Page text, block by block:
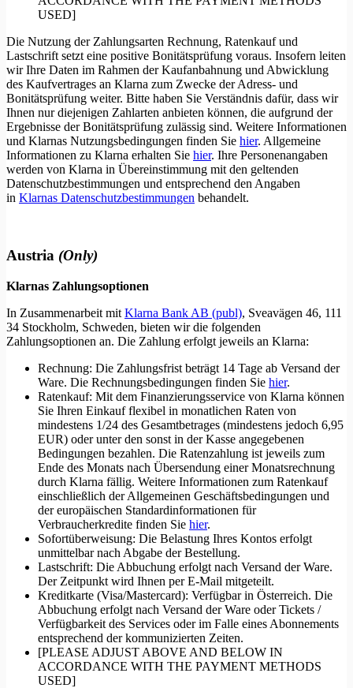
USED]
Die Nutzung der Zahlungsarten Rechnung, Ratenkauf und
Lastschrift setzt eine positive Bonitätsprüfung voraus. Insofern leiten
wir Ihre Daten im Rahmen der Kaufanbahnung und Abwicklung
des Kaufvertrages an Klarna zum Zwecke der Adress- und
Bonitätsprüfung weiter. Bitte haben Sie Verständnis dafür, dass wir
Ihnen nur diejenigen Zahlarten anbieten können, die aufgrund der
Ergebnisse der Bonitätsprüfung zulässig sind. Weitere Informationen
und Klarnas Nutzungsbedingungen finden Sie hier. Allgemeine
Informationen zu Klarna erhalten Sie hier. Ihre Personenangaben
werden von Klarna in Übereinstimmung mit den geltenden
Datenschutzbestimmungen und entsprechend den Angaben
in Klarnas Datenschutzbestimmungen behandelt.
Austria (Only)
Klarnas Zahlungsoptionen
In Zusammenarbeit mit Klarna Bank AB (publ), Sveavägen 46, 111
34 Stockholm, Schweden, bieten wir die folgenden
Zahlungsoptionen an. Die Zahlung erfolgt jeweils an Klarna:
Rechnung: Die Zahlungsfrist beträgt 14 Tage ab Versand der
Ware. Die Rechnungsbedingungen finden Sie hier.
Ratenkauf: Mit dem Finanzierungsservice von Klarna können
Sie Ihren Einkauf flexibel in monatlichen Raten von
mindestens 1/24 des Gesamtbetrages (mindestens jedoch 6,95
EUR) oder unter den sonst in der Kasse angegebenen
Bedingungen bezahlen. Die Ratenzahlung ist jeweils zum
Ende des Monats nach Übersendung einer Monatsrechnung
durch Klarna fällig. Weitere Informationen zum Ratenkauf
einschließlich der Allgemeinen Geschäftsbedingungen und
der europäischen Standardinformationen für
Verbraucherkredite finden Sie hier.
Sofortüberweisung: Die Belastung Ihres Kontos erfolgt
unmittelbar nach Abgabe der Bestellung.
Lastschrift: Die Abbuchung erfolgt nach Versand der Ware.
Der Zeitpunkt wird Ihnen per E-Mail mitgeteilt.
Kreditkarte (Visa/Mastercard): Verfügbar in Österreich. Die
Abbuchung erfolgt nach Versand der Ware oder Tickets /
Verfügbarkeit des Services oder im Falle eines Abonnements
entsprechend der kommunizierten Zeiten.
[PLEASE ADJUST ABOVE AND BELOW IN
ACCORDANCE WITH THE PAYMENT METHODS
USED]